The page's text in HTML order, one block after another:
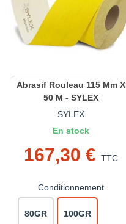
Abrasif Rouleau 115 Mm X
50 M - SYLEX
SYLEX
En stock
167,30 € TTC
Conditionnement
80GR 100GR